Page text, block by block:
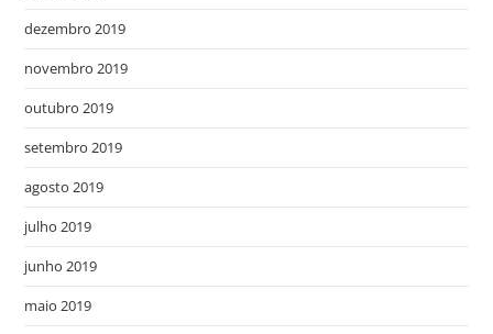
dezembro 2019
novembro 2019
outubro 2019
setembro 2019
agosto 2019
julho 2019
junho 2019
maio 2019